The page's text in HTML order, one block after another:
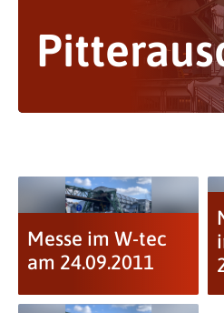
Messe im W-tec
am 24.09.2011